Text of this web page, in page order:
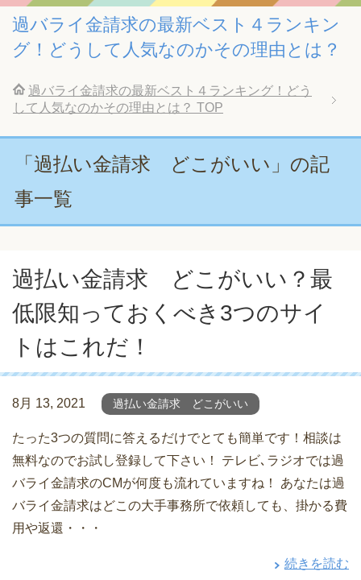
過バライ金請求の最新ベスト４ランキン
グ！どうして人気なのかその理由とは？
過バライ金請求の最新ベスト４ランキング！どう
して人気なのかその理由とは？ TOP
「過払い金請求 どこがいい」の記
事一覧
過払い金請求 どこがいい？最
低限知っておくべき3つのサイ
トはこれだ！
8月 13, 2021 過払い金請求 どこがいい
たった3つの質問に答えるだけでとても簡単です！相談は
無料なのでお試し登録して下さい！ テレビ､ラジオでは過
バライ金請求のCMが何度も流れていますね！ あなたは過
バライ金請求はどこの大手事務所で依頼しても、掛かる費
用や返還・・・
続きを読む